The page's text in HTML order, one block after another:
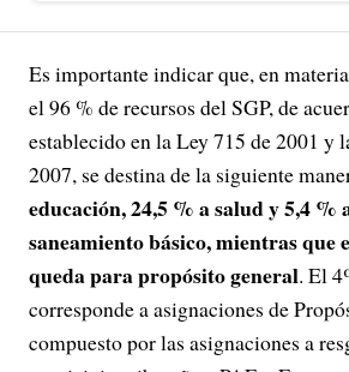
Es importante indicar que, en
el 96 % de recursos del SGP, de
establecido en la Ley 715 de 2001 y
2007, se destina de la siguiente
educación, 24,5 % a salud y 5,4 %
saneamiento básico, mientras que
queda para propósito general. El
corresponde a asignaciones de
compuesto por las asignaciones a